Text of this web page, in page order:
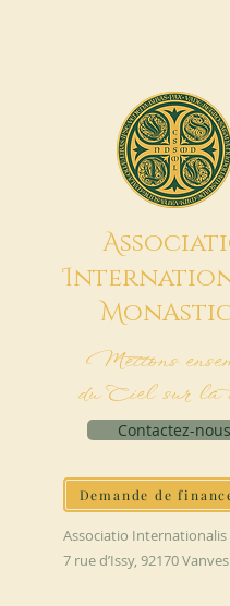
A
I
M
Mettons
du Ciel sur la
Contactez-nous
Demande de
Associatio
7 rue d’Issy, 92170